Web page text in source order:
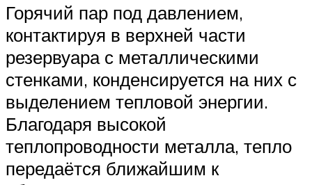
Горячий пар под давлением,
контактируя в верхней части
резервуара с металлическими
стенками, конденсируется на них с
выделением тепловой энергии.
Благодаря высокой
теплопроводности металла, тепло
передаётся ближайшим к